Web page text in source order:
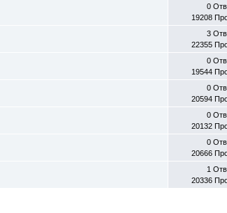
0
19208
3
22355
0
19544
0
20594
0
20132
0
20666
1
20336